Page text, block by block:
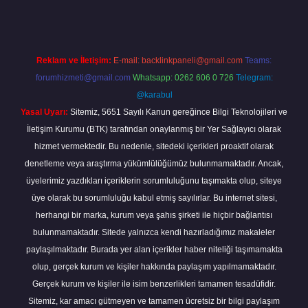
Reklam ve İletişim: E-mail: backlinkpaneli@gmail.com Teams:
forumhizmeti@gmail.com Whatsapp: 0262 606 0 726 Telegram:
@karabul
Yasal Uyarı: Sitemiz, 5651 Sayılı Kanun gereğince Bilgi Teknolojileri ve
İletişim Kurumu (BTK) tarafından onaylanmış bir Yer Sağlayıcı olarak
hizmet vermektedir. Bu nedenle, sitedeki içerikleri proaktif olarak
denetleme veya araştırma yükümlülüğümüz bulunmamaktadır. Ancak,
üyelerimiz yazdıkları içeriklerin sorumluluğunu taşımakta olup, siteye
üye olarak bu sorumluluğu kabul etmiş sayılırlar. Bu internet sitesi,
herhangi bir marka, kurum veya şahıs şirketi ile hiçbir bağlantısı
bulunmamaktadır. Sitede yalnızca kendi hazırladığımız makaleler
paylaşılmaktadır. Burada yer alan içerikler haber niteliği taşımamakta
olup, gerçek kurum ve kişiler hakkında paylaşım yapılmamaktadır.
Gerçek kurum ve kişiler ile isim benzerlikleri tamamen tesadüfidir.
Sitemiz, kar amacı gütmeyen ve tamamen ücretsiz bir bilgi paylaşım